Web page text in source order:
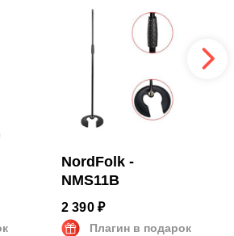
NordFolk -
NMS11B
2 390 ₽
Плагин в подарок